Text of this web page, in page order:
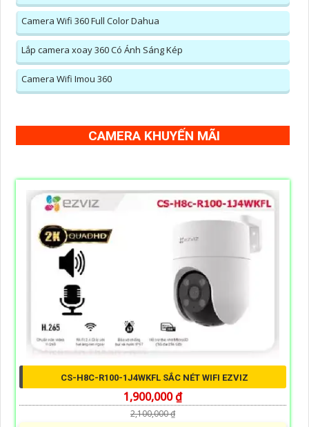
Camera Wifi 360 Full Color Dahua
Lắp camera xoay 360 Có Ánh Sáng Kép
Camera Wifi Imou 360
CAMERA KHUYẾN MÃI
CS-H8C-R100-1J4WKFL SẮC NÉT WIFI EZVIZ
1,900,000 ₫
2,100,000 ₫